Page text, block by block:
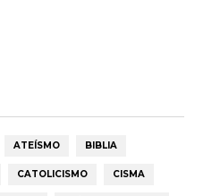
ATEÍSMO BIBLIA
CATOLICISMO CISMA